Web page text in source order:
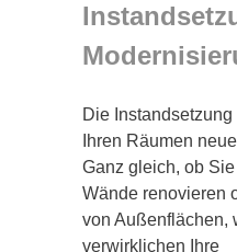
Die
Ihren Räumen
Ganz gleich, ob
Wände renovieren
von Außenflächen,
verwirklichen Ihre